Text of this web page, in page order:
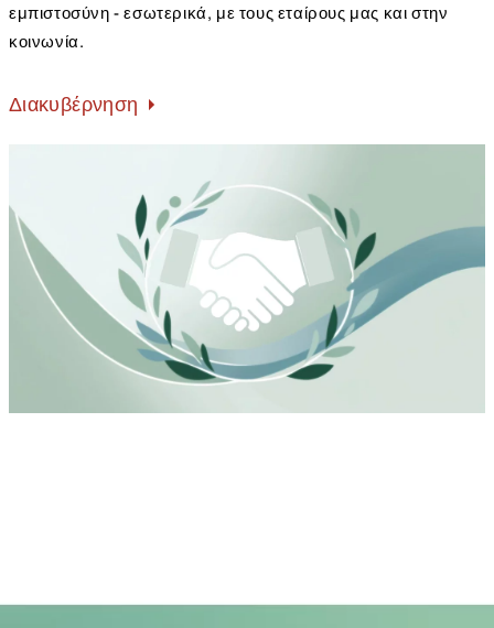
εμπιστοσύνη - εσωτερικά, με τους εταίρους μας και στην
κοινωνία.
Διακυβέρνηση